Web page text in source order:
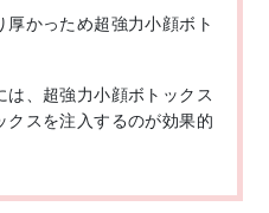
かっため超強力小顔ボト
、超強力小顔ボトックス
クスを注入するのが効果的